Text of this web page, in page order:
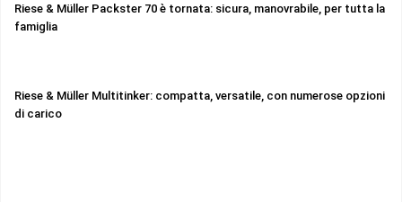
Riese & Müller Packster 70 è tornata: sicura, manovrabile, per tutta la
famiglia
Riese & Müller Multitinker: compatta, versatile, con numerose opzioni
di carico